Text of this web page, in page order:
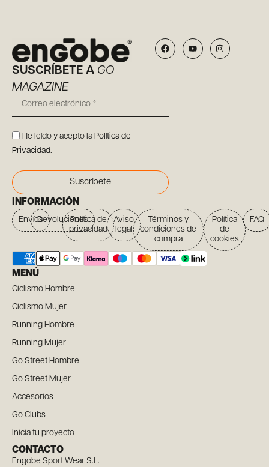
SUSCRÍBETE A GO
MAGAZINE
He leído y acepto la Política de
Privacidad.
Suscríbete
INFORMACIÓN
EnvíosDevolucionesPolítica de
privacidad
Aviso
legal
Términos y
condiciones de
compra
Política
de
cookies
FAQ
MENÚ
Ciclismo Hombre
Ciclismo Mujer
Running Hombre
Running Mujer
Go Street Hombre
Go Street Mujer
Accesorios
Go Clubs
Inicia tu proyecto
CONTACTO
Engobe Sport Wear S.L.